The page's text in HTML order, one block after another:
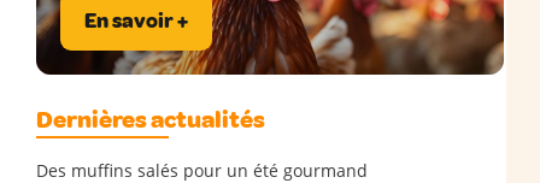
En savoir +
Dernières actualités
Des muffins salés pour un été gourmand